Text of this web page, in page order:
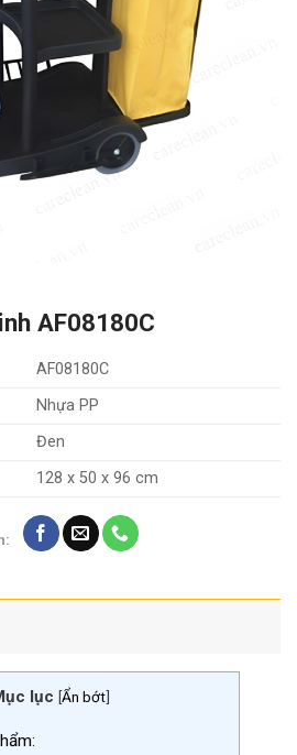
AF08180C
AF08180C
Nhựa PP
Đen
128 x 50 x 96 cm
lục [Ẩn bớt]